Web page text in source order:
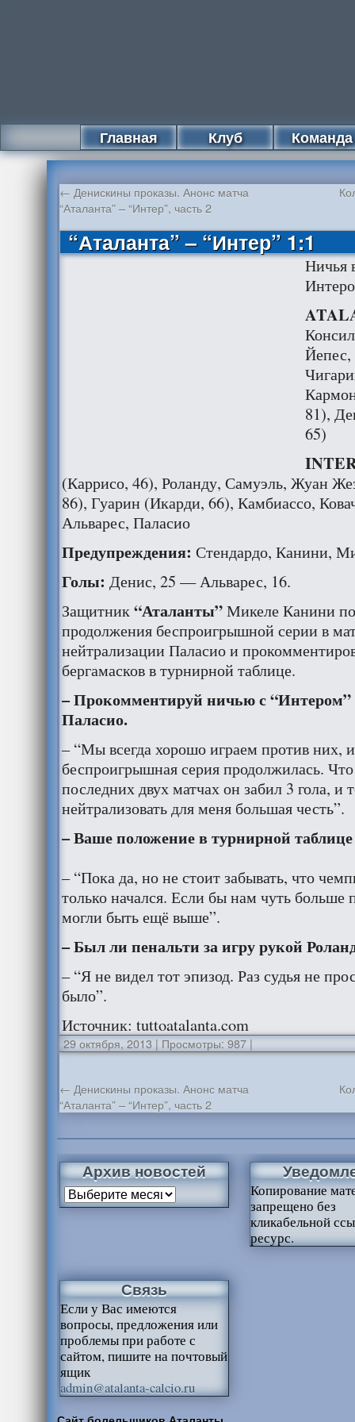
Главная Клуб Команда
← Денискины проказы. Анонс матча
“Аталанта” – “Интер”, часть 2
“Аталанта” – “Интер” 1:1
Ничья
81),
65)
(Каррисо, 46), Роланду, Самуэль, Жуан
86), Гуарин (Икарди, 66), Камбиассо,
Альварес, Паласио
Предупреждения: Стендардо, Канини,
Голы: Денис, 25 — Альварес, 16.
Защитник“Аталанты”Микеле Канини
продолжения беспроигрышной серии в
нейтрализации Паласио и
бергамасков в турнирной таблице.
– Прокомментируй ничью с “Интером”
Паласио.
– “Мы всегда хорошо играем против них,
беспроигрышная серия продолжилась.
последних двух матчах он забил 3 гола, и
нейтрализовать для меня большая честь”.
– Ваше положение в турнирной таблице
– “Пока да, но не стоит забывать, что
только начался. Если бы нам чуть больше
могли быть ещё выше”.
– Был ли пенальти за игру рукой
– “Я не видел тот эпизод. Раз судья не
было”.
Источник: tuttoatalanta.com
29 октября, 2013 | Просмотры: 987|
← Денискины проказы. Анонс матча
“Аталанта” – “Интер”, часть 2
Архив новостей
Копирование
запрещено без
кликабельной
ресурс.
Связь
Если у Вас имеются
вопросы, предложения или
проблемы при работе с
сайтом, пишите на почтовый
ящик
admin@atalanta-calcio.ru